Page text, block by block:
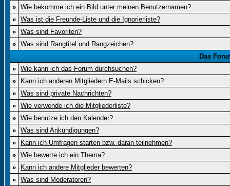
» Wie bekomme ich ein Bild unter meinen Benutzernamen?
» Was ist die Freunde-Liste und die Ignorierliste?
» Was sind Favoriten?
» Was sind Rangtitel und Rangzeichen?
Das
» Wie kann ich das Forum durchsuchen?
»
Kann ich anderen Mitgliedern E-Mails schicken?
» Was sind private Nachrichten?
» Wie verwende ich die Mitgliederliste?
» Wie benutze ich den Kalender?
» Was sind Ankündigungen?
»
Kann ich Umfragen starten bzw. daran teilnehmen?
» Wie bewerte ich ein Thema?
»
Kann ich andere Mitglieder bewerten?
» Was sind Moderatoren?